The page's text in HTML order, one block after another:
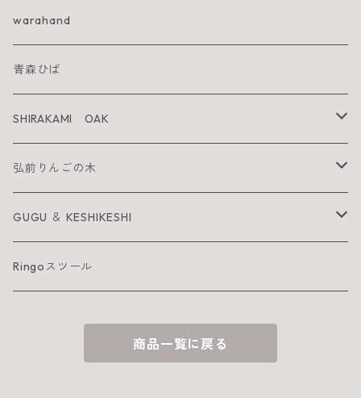
IWA KI SUN
SHIRAKAMI sanchi
太陽を纏うりんご
Neckiace
Bracelet
warahand
青森ひば
SHIRAKAMI OAK
Tsugara Table
Tsugara Chair
弘前りんごの木
お箸
箸置き
GUGU ＆ KESHIKESHI
GUGU
Ringoスツール
商品一覧に戻る